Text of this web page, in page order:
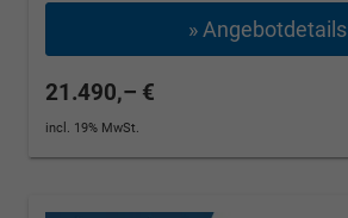
» Angebotdetails
21.490,– €
incl. 19% MwSt.